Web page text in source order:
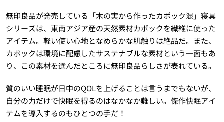
無印良品が発売している「木の実から作ったカポック混」寝具
シリーズは、東南アジア産の天然素材カポックを繊維に使った
アイテム。軽い使い心地となめらかな肌触りは絶品だ。また、
カポックは環境に配慮したサステナブルな素材という一面もあ
り、この素材を選んだところに無印良品らしさが表れている。
質のいい睡眠が日中のQOLを上げることは言うまでもないが、
自分の力だけで快眠を得るのはなかなか難しい。傑作快眠アイ
テムを導入するのもひとつの手だ！